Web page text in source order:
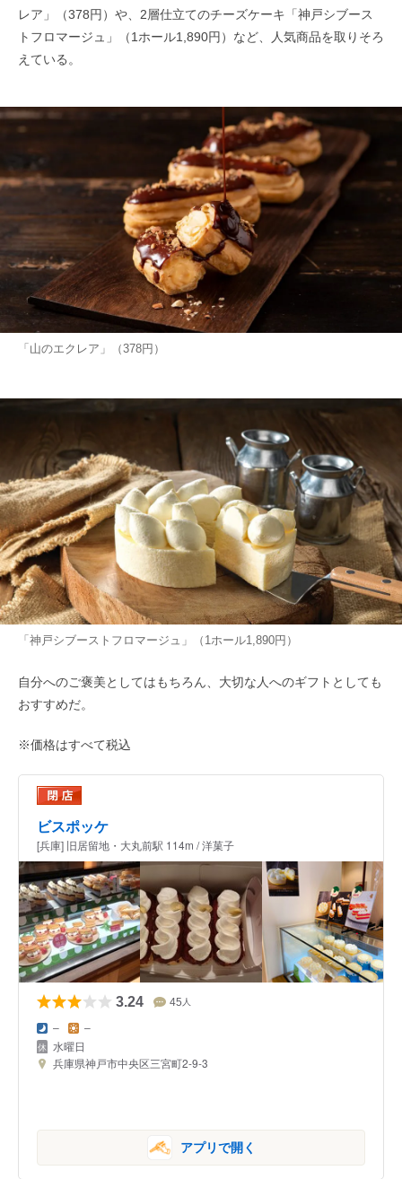
レア」（378円）や、2層仕立てのチーズケーキ「神戸シブース
トフロマージュ」（1ホール1,890円）など、人気商品を取りそろ
えている。
「山のエクレア」（378円）
「神戸シブーストフロマージュ」（1ホール1,890円）
自分へのご褒美としてはもちろん、大切な人へのギフトとしても
おすすめだ。
※価格はすべて税込
ビスポッケ
[兵庫] 旧居留地・大丸前駅 114m / 洋菓子
3.24 45 人
– –
水曜日
兵庫県神戸市中央区三宮町2-9-3
アプリで開く